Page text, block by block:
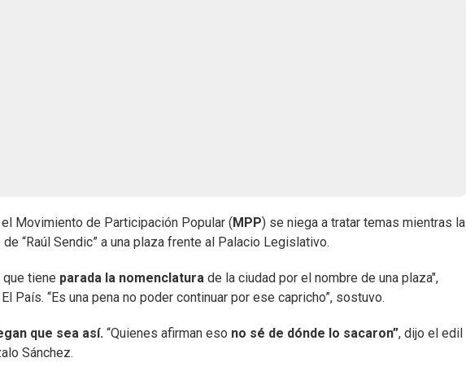
Movimiento de Participación Popular ( MPP) se niega a tratar temas mientras la
“Raúl Sendic” a una plaza frente al Palacio Legislativo.
tiene parada la nomenclatura de la ciudad por el nombre de una plaza",
País. “Es una pena no poder continuar por ese capricho”, sostuvo.
que sea así. “Quienes afirman eso no sé de dónde lo sacaron”, dijo el edil
Sánchez.